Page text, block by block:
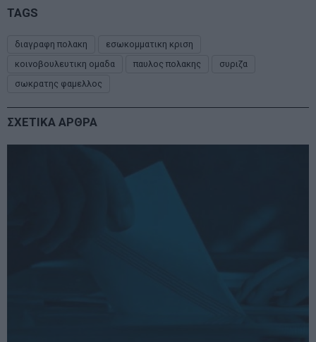
TAGS
διαγραφη πολακη
εσωκομματικη κριση
κοινοβουλευτικη ομαδα
παυλος πολακης
συριζα
σωκρατης φαμελλος
ΣΧΕΤΙΚΑ ΑΡΘΡΑ